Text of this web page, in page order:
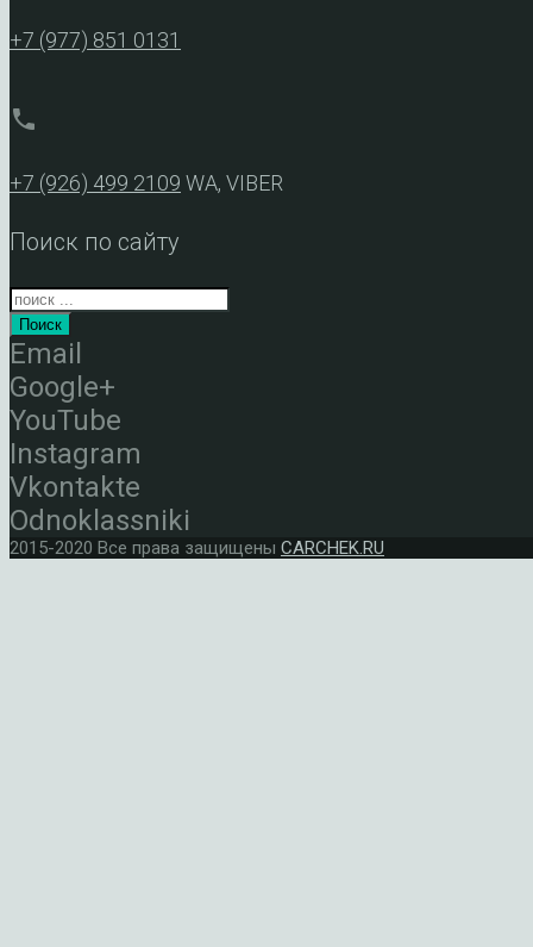
+7 (977) 851 0131
phone
+7 (926) 499 2109 WA, VIBER
Поиск по сайту
Поиск
Email
Google+
YouTube
Instagram
Vkontakte
Odnoklassniki
2015-2020 Все права защищены CARCHEK.RU